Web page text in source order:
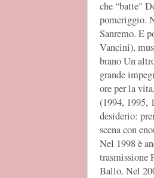
che “batte"
pomeriggio.
Sanremo. E
Vancini),
brano Un
grande
ore per la
(1994, 1995,
desiderio:
scena con
Nel 1998 è
trasmissione
Ballo. Nel